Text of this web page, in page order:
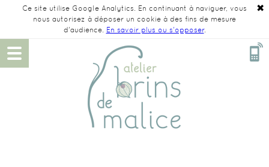
✖
Ce site utilise Google Analytics. En continuant à naviguer, vous
nous autorisez à déposer un cookie à des fins de mesure
d'audience. En savoir plus ou s'opposer.